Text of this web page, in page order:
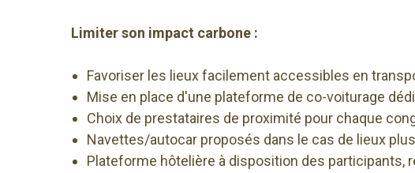
Limiter son impact carbone :
Favoriser les lieux facilement accessibles en
Mise en place d'une plateforme de co-voiturage
Choix de prestataires de proximité pour chaque
Navettes/autocar proposés dans le cas de lieux
Plateforme hôtelière à disposition des participants,